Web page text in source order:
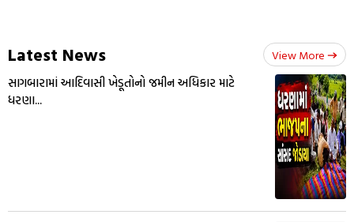
Latest News View More
સાગબારામાં આદિવાસી ખેડૂતોનો જમીન અધિકાર માટે
ધરણા...